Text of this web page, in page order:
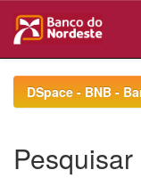
navigationDSpace - BNB -
Pesquisar